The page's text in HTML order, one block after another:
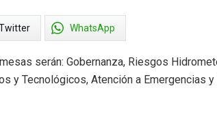
WhatsApp
serán: Gobernanza, Riesgos
y Tecnológicos, Atención a Emergencias